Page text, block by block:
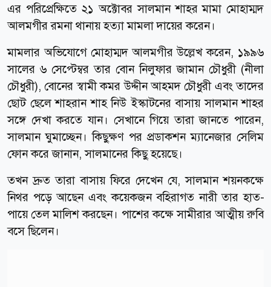
এর পরিপ্রেক্ষিতে ২১ অক্টোবর সালমান শাহর মামা মোহাম্মদ
আলমগীর রমনা থানায় হত্যা মামলা দায়ের করেন।
মামলার অভিযোগে মোহাম্মদ আলমগীর উল্লেখ করেন, ১৯৯৬
সালের ৬ সেপ্টেম্বর তার বোন নিলুফার জামান চৌধুরী (নীলা
চৌধুরী), বোনের স্বামী কমর উদ্দীন আহমদ চৌধুরী এবং তাদের
ছোট ছেলে শাহরান শাহ নিউ ইস্কাটনের বাসায় সালমান শাহর
সঙ্গে দেখা করতে যান। সেখানে গিয়ে তারা জানতে পারেন,
সালমান ঘুমাচ্ছেন। কিছুক্ষণ পর প্রডাকশন ম্যানেজার সেলিম
ফোন করে জানান, সালমানের কিছু হয়েছে।
তখন দ্রুত তারা বাসায় ফিরে দেখেন যে, সালমান শয়নকক্ষে
নিথর পড়ে আছেন এবং কয়েকজন বহিরাগত নারী তার হাত-
পায়ে তেল মালিশ করছেন। পাশের কক্ষে সামীরার আত্মীয় রুবি
বসে ছিলেন।